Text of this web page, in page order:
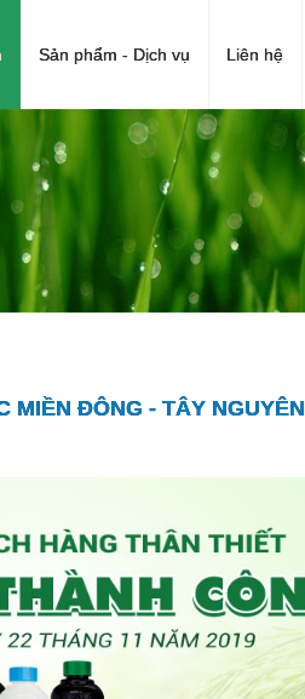
Sản phẩm - Dịch vụ Liên hệ
MIỀN ĐÔNG - TÂY NGUYÊN